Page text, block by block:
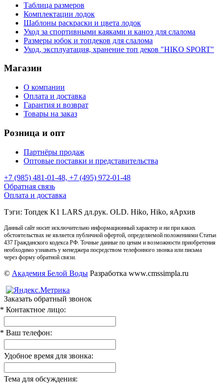
Таблица размеров
Комплектации лодок
Шаблоны раскраски и цвета лодок
Уход за спортивными каяками и каноэ для слалома
Размеры юбок и топдеков для слалома
Уход, эксплуатация, хранение топ деков "HIKO SPORT"
Магазин
О компании
Оплата и доставка
Гарантия и возврат
Товары на заказ
Розница и опт
Партнёры продаж
Оптовые поставки и представительства
+7 (985) 481-01-48, +7 (495) 972-01-48
Обратная связь
Оплата и доставка
Тэги: Топдек K1 LARS дл.рук. OLD. Hiko, Hiko, яАрхив
Данный сайт носит исключительно информационный характер и ни при каких
обстоятельствах не является публичной офертой, определяемой положениями Статьи
437 Гражданского кодекса РФ. Точные данные по ценам и возможности приобретения
необходимо узнавать у менеджера посредством телефонного звонка или письма
через форму обратной связи.
© Академия Белой Воды Разработка www.cmssimpla.ru
Заказать обратный звонок
* Контактное лицо:
* Ваш телефон:
Удобное время для звонка:
Тема для обсуждения: